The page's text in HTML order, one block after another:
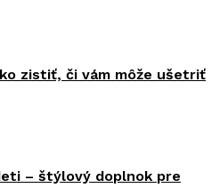
zistiť, či vám môže ušetriť
– štýlový doplnok pre